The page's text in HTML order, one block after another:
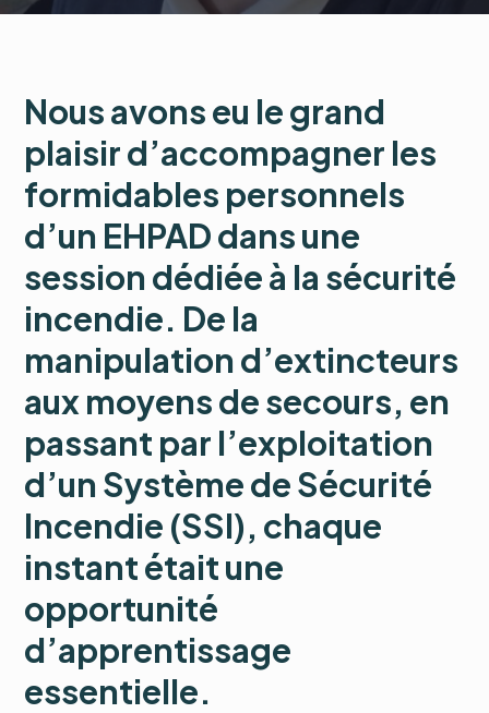
Nous avons eu le grand
plaisir d’accompagner les
formidables personnels
d’un EHPAD dans une
session dédiée à la sécurité
incendie. De la
manipulation d’extincteurs
aux moyens de secours, en
passant par l’exploitation
d’un Système de Sécurité
Incendie (SSI), chaque
instant était une
opportunité
d’apprentissage
essentielle.